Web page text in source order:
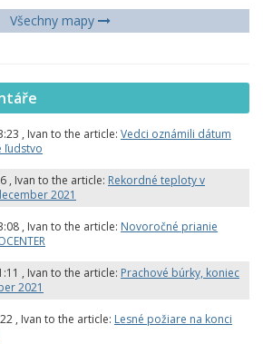
Všechny mapy
, Ivan to the article: Vedci oznámili dátum
ľudstvo
, Ivan to the article: Rekordné teploty v
2021
, Ivan to the article: Novoročné prianie
, Ivan to the article: Prachové búrky, koniec
2021
, Ivan to the article: Lesné požiare na konci